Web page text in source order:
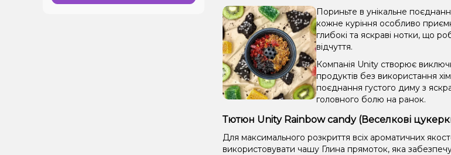
Пориньте в унікальне
кожне куріння особливо
глибокі та яскраві нотки, що
відчуття.
Компанія Unity створює
продуктів без використання
поєднання густого диму з
головного болю на ранок.
Тютюн Unity Rainbow candy (Веселкові
Для максимального розкриття всіх ароматичних
використовувати чашу Глина прямоток, яка